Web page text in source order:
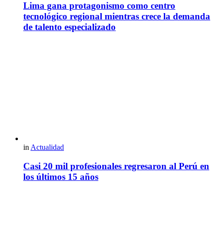
Lima gana protagonismo como centro
tecnológico regional mientras crece la demanda
de talento especializado
in Actualidad
Casi 20 mil profesionales regresaron al Perú en
los últimos 15 años